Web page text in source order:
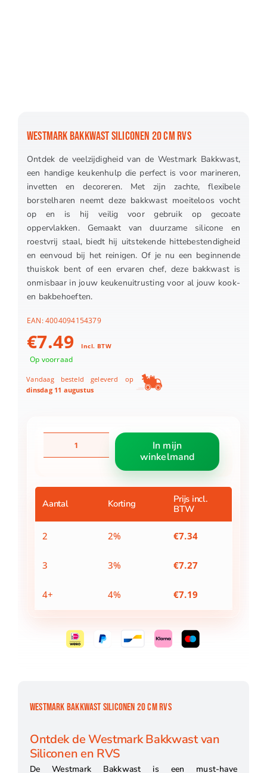
WESTMARK BAKKWAST SILICONEN 20 CM RVS
Ontdek de veelzijdigheid van de Westmark Bakkwast,
een handige keukenhulp die perfect is voor marineren,
invetten en decoreren. Met zijn zachte, flexibele
borstelharen neemt deze bakkwast moeiteloos vocht
op en is hij veilig voor gebruik op gecoate
oppervlakken. Gemaakt van duurzame silicone en
roestvrij staal, biedt hij uitstekende hittebestendigheid
en eenvoud bij het reinigen. Of je nu een beginnende
thuiskok bent of een ervaren chef, deze bakkwast is
onmisbaar in jouw keukenuitrusting voor al jouw kook-
en bakbehoeften.
EAN:4004094154379
€7.49 Incl. BTW
Op voorraad
Vandaag besteld geleverd op
dinsdag 11 augustus
Bakkwast
cm
In mijn
winkelmand
Aantal Korting
Prijs incl.
BTW
2 2% €7.34
3 3% €7.27
4+ 4% €7.19
WESTMARK BAKKWAST SILICONEN 20 CM RVS
Ontdek de Westmark Bakkwast van
Siliconen en RVS
De Westmark Bakkwast is een must-have